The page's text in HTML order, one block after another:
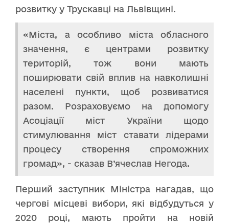
розвитку у Трускавці на Львівщині.
«Міста, а особливо міста обласного
значення, є центрами розвитку
територій, тож вони мають
поширювати свій вплив на навколишні
населені пункти, щоб розвиватися
разом. Розраховуємо на допомогу
Асоціації міст України щодо
стимулювання міст ставати лідерами
процесу створення спроможних
громад», - сказав В’ячеслав Негода.
Перший заступник Міністра нагадав, що
чергові місцеві вибори, які відбудуться у
2020 році, мають пройти на новій